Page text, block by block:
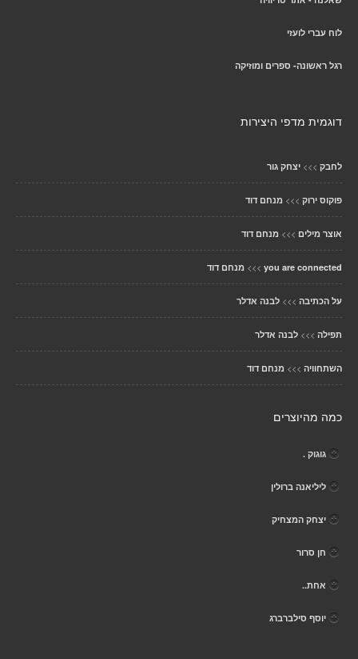
לוח עברי לועזי
רגל ראשונה- ספרים ומוזיקה
דוגמית מדפי היצירות
לחבק >>> יצחק גור
פוקוס ירוק >>> מנחם דוד
אוצר מילים >>> מנחם דוד
you are connected
>>> מנחם דוד
על הכתיבה >>> לבנה אדלר
תפילה >>> לבנה אדלר
השתחוויה >>> מנחם דוד
כמה מהיוצרים
גוגוק .
ליליאנה ברולין
יצחק המצחיק
חן סרור
אחת..
יוסף סילברברג